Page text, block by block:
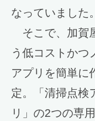
なっていました。
そこで、加賀
う低コストかつ
アプリを簡単に
定。「清掃点検
リ」の2つの専